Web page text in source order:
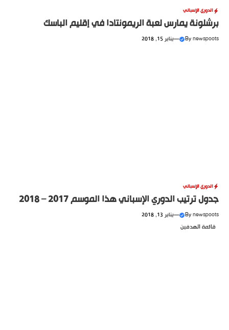
الدوري الإسباني
برشلونة يمارس لعبة الريمونتادا في إقليم الباسك
Bynewspoots
—يناير 15, 2018
الدوري الإسباني
جدول ترتيب الدوري الإسباني هذا الموسم 2017 – 2018
Bynewspoots
—يناير 13, 2018
قائمة الهدفين